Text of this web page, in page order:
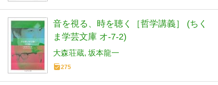
音を視る、時を聴く［哲学講義］ (ちく
ま学芸文庫 オ-7-2)
大森荘蔵 坂本龍一
275